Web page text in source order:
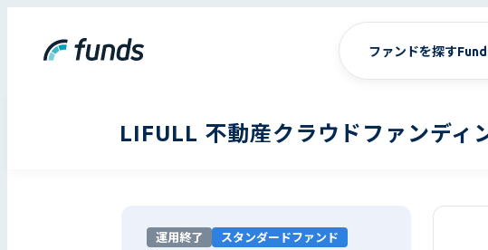
ファンドを探す
LIFULL 不動産クラウドファンディ
運用終了 スタンダードファンド